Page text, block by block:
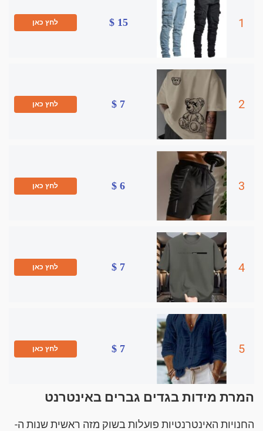
1
15 $ לחץ כאן
2
7 $ לחץ כאן
3
6 $ לחץ כאן
4
7 $ לחץ כאן
5
7 $ לחץ כאן
המרת מידות בגדים גברים באינטרנט
החנויות האינטרנטיות פועלות בשוק מזה ראשית שנות ה-